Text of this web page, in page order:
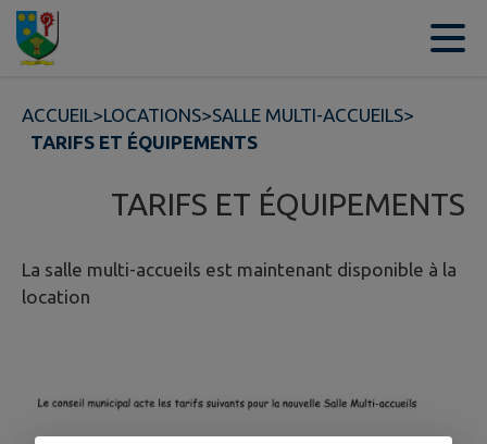
Contenu
ACCUEIL>LOCATIONS>SALLE MULTI-ACCUEILS>
TARIFS ET ÉQUIPEMENTS
TARIFS ET ÉQUIPEMENTS
La salle multi-accueils est maintenant disponible à la
location